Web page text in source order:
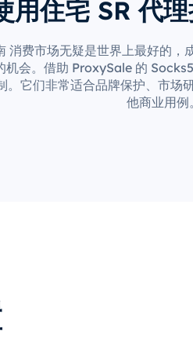
用住宅 SR 代
消费市场无疑是世界上最好的，
机会。借助 ProxySale 的
。它们非常适合品牌保护、市场
他商业用例。